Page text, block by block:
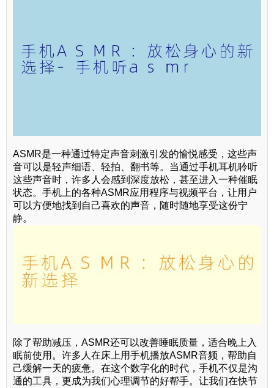
ASMR是一种通过特定声音刺激引发的愉悦感受，这些声
音可以是轻声细语、轻拍、翻书等。当通过手机耳机聆听
这些声音时，许多人会感到深度放松，甚至进入一种催眠
状态。手机上的各种ASMR应用程序与视频平台，让用户
可以方便地找到自己喜欢的声音，随时随地享受这份宁
静。
除了帮助减压，ASMR还可以改善睡眠质量，适合晚上入
眠前使用。许多人在床上用手机播放ASMR音频，帮助自
己缓解一天的疲惫。在这个数字化的时代，手机不仅是沟
通的工具，更成为我们心理调节的好帮手。让我们在快节